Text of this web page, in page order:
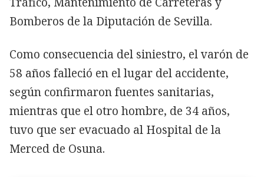
Bomberos de la Diputación de Sevilla.
Como consecuencia del siniestro, el varón de
58 años falleció en el lugar del accidente,
según confirmaron fuentes sanitarias,
mientras que el otro hombre, de 34 años,
tuvo que ser evacuado al Hospital de la
Merced de Osuna.